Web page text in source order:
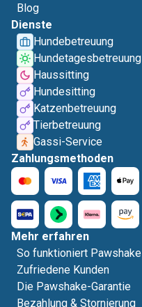
Blog
Dienste
Hundebetreuung
Hundetagesbetreuung
Haussitting
Hundesitting
Katzenbetreuung
Tierbetreuung
Gassi-Service
Zahlungsmethoden
Mehr erfahren
So funktioniert Pawshake
Zufriedene Kunden
Die Pawshake-Garantie
Bezahlung & Stornierung